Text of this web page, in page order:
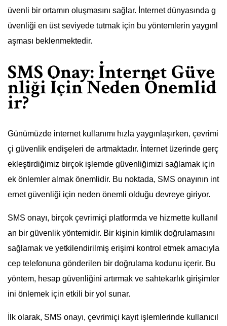
üvenli bir ortamın oluşmasını sağlar. İnternet dünyasında g
üvenliği en üst seviyede tutmak için bu yöntemlerin yaygınl
aşması beklenmektedir.
SMS Onay: İnternet Güve
nliği İçin Neden Önemlid
ir?
Günümüzde internet kullanımı hızla yaygınlaşırken, çevrimi
çi güvenlik endişeleri de artmaktadır. İnternet üzerinde gerç
ekleştirdiğimiz birçok işlemde güvenliğimizi sağlamak için
ek önlemler almak önemlidir. Bu noktada, SMS onayının int
ernet güvenliği için neden önemli olduğu devreye giriyor.
SMS onayı, birçok çevrimiçi platformda ve hizmette kullanıl
an bir güvenlik yöntemidir. Bir kişinin kimlik doğrulamasını
sağlamak ve yetkilendirilmiş erişimi kontrol etmek amacıyla
cep telefonuna gönderilen bir doğrulama kodunu içerir. Bu
yöntem, hesap güvenliğini artırmak ve sahtekarlık girişimler
ini önlemek için etkili bir yol sunar.
İlk olarak, SMS onayı, çevrimiçi kayıt işlemlerinde kullanıcıl